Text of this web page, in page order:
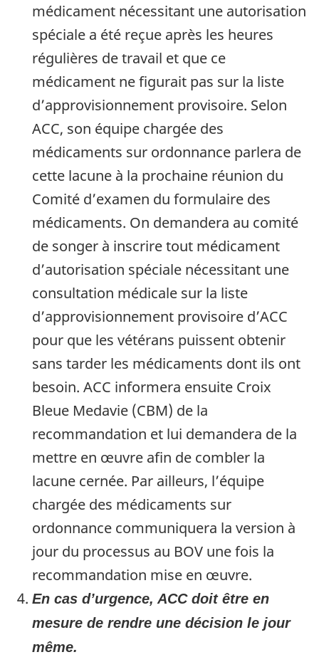
médicament nécessitant une autorisation
spéciale a été reçue après les heures
régulières de travail et que ce
médicament ne figurait pas sur la liste
d’approvisionnement provisoire. Selon
ACC, son équipe chargée des
médicaments sur ordonnance parlera de
cette lacune à la prochaine réunion du
Comité d’examen du formulaire des
médicaments. On demandera au comité
de songer à inscrire tout médicament
d’autorisation spéciale nécessitant une
consultation médicale sur la liste
d’approvisionnement provisoire d’ACC
pour que les vétérans puissent obtenir
sans tarder les médicaments dont ils ont
besoin. ACC informera ensuite Croix
Bleue Medavie (CBM) de la
recommandation et lui demandera de la
mettre en œuvre afin de combler la
lacune cernée. Par ailleurs, l’équipe
chargée des médicaments sur
ordonnance communiquera la version à
jour du processus au BOV une fois la
recommandation mise en œuvre.
En cas d’urgence, ACC doit être en
mesure de rendre une décision le jour
même.